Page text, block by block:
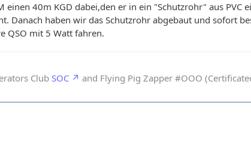
einen 40m KGD dabei,den er in ein "Schutzrohr" aus PVC
Danach haben wir das Schutzrohr abgebaut und sofort
QSO mit 5 Watt fahren.
Club SOC and Flying Pig Zapper #OOO